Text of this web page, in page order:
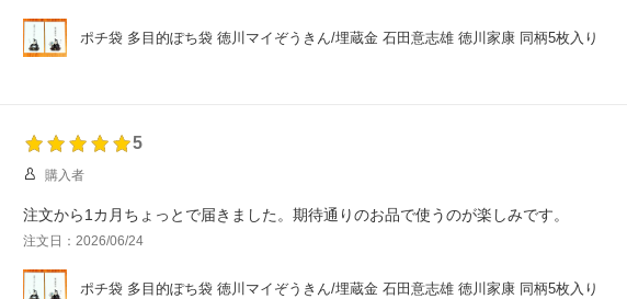
ポチ袋 多目的ぽち袋 徳川マイぞうきん/埋蔵金 石田意志雄 徳川家康 同柄5枚入り
5
購入者
注文から1カ月ちょっとで届きました。期待通りのお品で使うのが楽しみです。
注文日：2026/06/24
ポチ袋 多目的ぽち袋 徳川マイぞうきん/埋蔵金 石田意志雄 徳川家康 同柄5枚入り